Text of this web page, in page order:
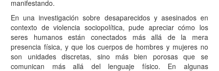
manifestando.
En una investigación sobre desaparecidos y asesinados en
contexto de violencia sociopolítica, pude apreciar cómo los
seres humanos están conectados más allá de la mera
presencia física, y que los cuerpos de hombres y mujeres no
son unidades discretas, sino más bien porosas que se
comunican más allá del lenguaje físico. En algunas